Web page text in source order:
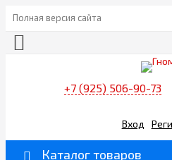
Полная версия сайта
+7 (925) 506-90-73
Вход
Каталог товаров